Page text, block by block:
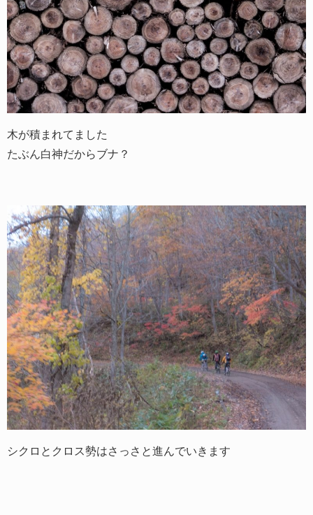
木が積まれてました
たぶん白神だからブナ？
シクロとクロス勢はさっさと進んでいきます